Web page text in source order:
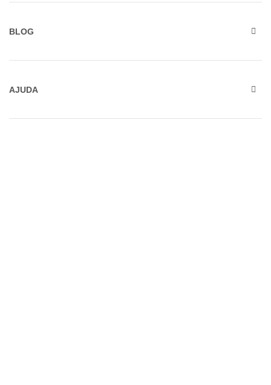
BLOG
AJUDA